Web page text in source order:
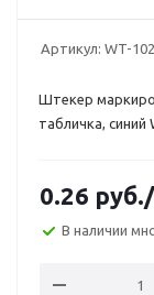
Артикул: WT-
Штекер
табличка, синий
0.26 руб.
В наличии